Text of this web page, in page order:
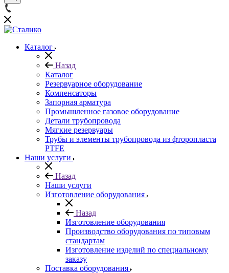
Каталог
Назад
Каталог
Резервуарное оборудование
Компенсаторы
Запорная арматура
Промышленное газовое оборудование
Детали трубопровода
Мягкие резервуары
Трубы и элементы трубопровода из фторопласта
PTFE
Наши услуги
Назад
Наши услуги
Изготовление оборудования
Назад
Изготовление оборудования
Производство оборудования по типовым
стандартам
Изготовление изделий по специальному
заказу
Поставка оборудования